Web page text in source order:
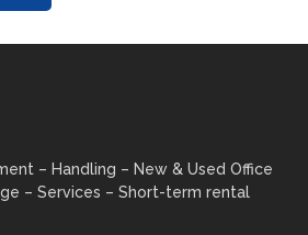
– ​​Handling – New & Used Office
– Services – Short-term rental